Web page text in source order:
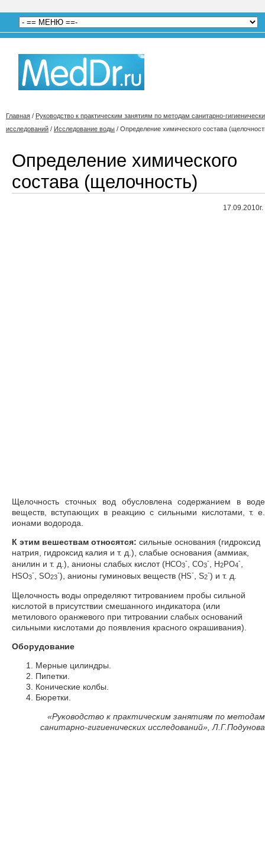
Главная / Руководство к практическим занятиям по методам санитарно-
исследований / Исследование воды / Определение химического состава
Определение химического
состава (щелочность)
17.09.2010г.
Щелочность сточных вод обусловлена содержанием в воде
веществ, вступающих в реакцию с сильными кислотами, т. е.
ионами водорода.
К этим вешествам относятся: сильные основания (гидроксид
натрия, гидроксид калия и т. д.), слабые основания (аммиак,
анилин и т. д.), анионы слабых кислот (НСО3
- СО3
- , Н2РО4
-
HSO3
- SO23
-), анионы гуминовых веществ (HS- , S2
-) и т. д.
Щелочность воды определяют титрованием пробы сильной
кислотой в присутствии смешанного индикатора (или
метилового оранжевого при титровании слабых оснований
сильными кислотами до появления красного окрашивания).
Оборудование
Мерные цилиндры.
Пипетки.
Конические колбы.
Бюретки.
«Руководство к практическим занятиям по методам
санитарно-гигиенических исследований», Л.Г.Подунова